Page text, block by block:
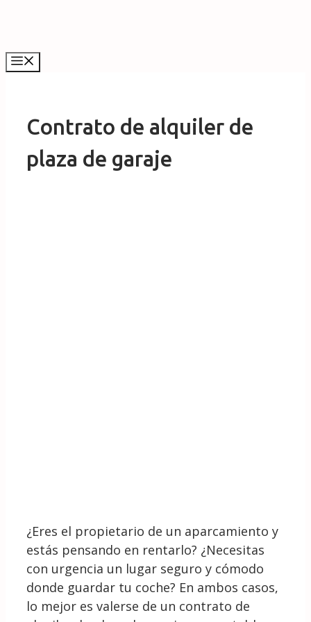
contenido
Contrato de alquiler de
plaza de garaje
¿Eres el propietario de un aparcamiento y
estás pensando en rentarlo? ¿Necesitas
con urgencia un lugar seguro y cómodo
donde guardar tu coche? En ambos casos,
lo mejor es valerse de un contrato de